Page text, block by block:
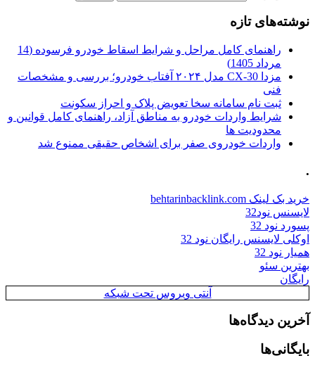
نوشته‌های تازه
راهنمای کامل مراحل و شرایط اسقاط خودرو فرسوده (14
مرداد 1405)
مزدا CX-30 مدل ۲۰۲۴ آفتاب خودرو؛ بررسی و مشخصات
فنی
ثبت نام سامانه سخا تعویض پلاک و احراز سکونت
شرایط واردات خودرو به مناطق آزاد، راهنمای کامل قوانین و
محدودیت ها
واردات خودروی صفر برای اشخاص حقیقی ممنوع شد
.
خرید بک لینک behtarinbacklink.com
لایسنس نود32
پسورد نود 32
اوکلی لایسنس رایگان نود 32
همیار نود 32
بهترین سئو
رایگان
آنتی ویروس تحت شبکه
آخرین دیدگاه‌ها
بایگانی‌ها